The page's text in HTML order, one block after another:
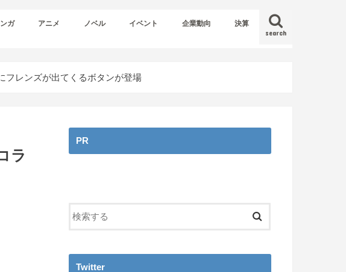
search
ガ アニメ ノベル イベント 企業動向 決算
フレンズが出てくるボタンが登場
ラ
PR
Twitter